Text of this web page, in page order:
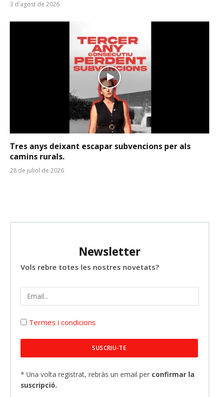
3 d'agost de 2026
Tres anys deixant escapar subvencions per als
camins rurals.
28 de juliol de 2026
Newsletter
Vols rebre totes les nostres novetats?
Termes i condicions
* Una volta registrat, rebràs un email per confirmar la
suscripció.